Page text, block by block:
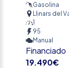
Gasolina
Llinars del
1
95
Manual
Financiado
19.490€